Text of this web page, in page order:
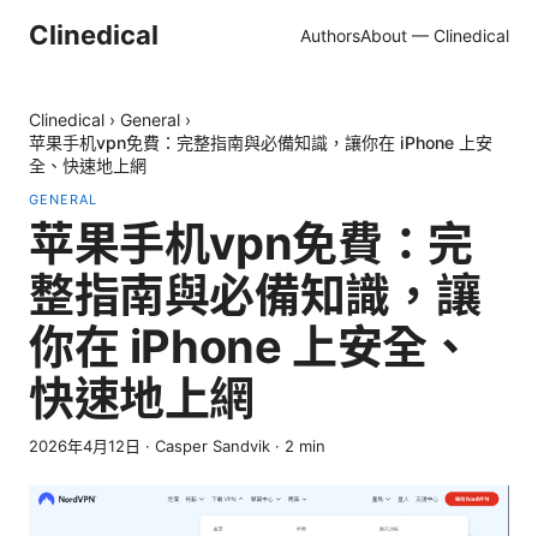
Clinedical AuthorsAbout — Clinedical
Clinedical › General ›
苹果手机vpn免費：完整指南與必備知識，讓你在 iPhone 上安
全、快速地上網
GENERAL
苹果手机vpn免費：完
整指南與必備知識，讓
你在 iPhone 上安全、
快速地上網
2026年4月12日 · Casper Sandvik · 2 min